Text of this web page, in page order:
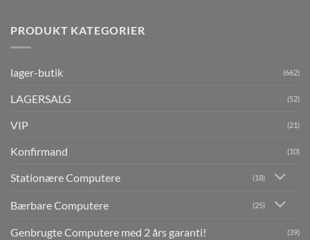
PRODUKT KATEGORIER
lager-butik (662)
LAGERSALG (52)
VIP (21)
Konfirmand (10)
Stationære Computere (18)
Bærbare Computere (25)
Genbrugte Computere med 2 års garanti! (39)